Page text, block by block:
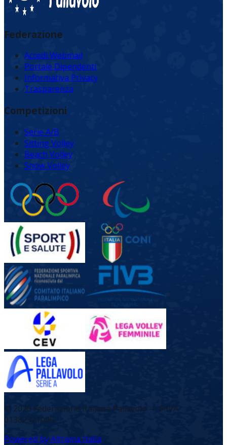
Federazione
Accedi Webmail
Portale Dipendenti
Informativa Privacy
Trasparenza
Competizioni
Serie A/B
Sitting Volley
Beach Volley
Snow Volley
© 2026 Federazione Italiana Pallavolo — P.IVA
01382321006
Powered by Altrama Italia